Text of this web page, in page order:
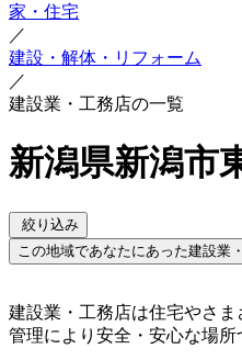
家・住宅
／
建設・解体・リフォーム
／
建設業・工務店の一覧
新潟県新潟市
絞り込み
この地域であなたにあった建設業
建設業・工務店は住宅やさ
管理により安全・安心な場所